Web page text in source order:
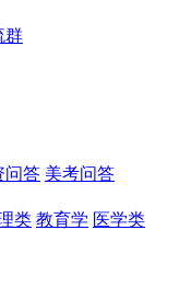
群
问答 美考问答
类 教育学 医学类